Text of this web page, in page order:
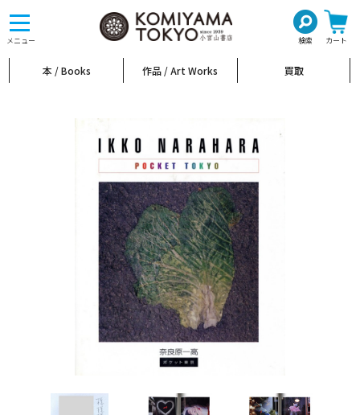
メニュー 検索 カート
toggle
navigation
本 / Books 作品 / Art Works 買取